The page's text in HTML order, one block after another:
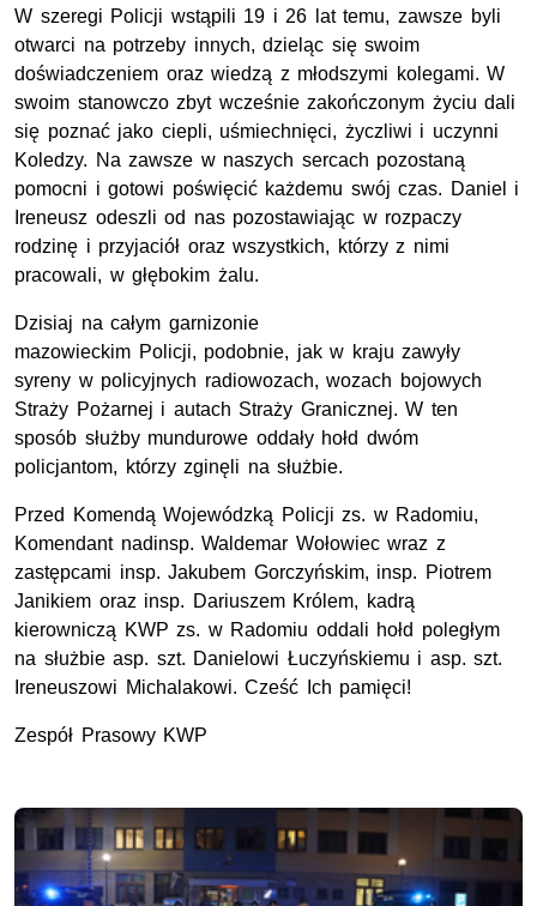
W szeregi Policji wstąpili 19 i 26 lat temu, zawsze byli
otwarci na potrzeby innych, dzieląc się swoim
doświadczeniem oraz wiedzą z młodszymi kolegami. W
swoim stanowczo zbyt wcześnie zakończonym życiu dali
się poznać jako ciepli, uśmiechnięci, życzliwi i uczynni
Koledzy. Na zawsze w naszych sercach pozostaną
pomocni i gotowi poświęcić każdemu swój czas. Daniel i
Ireneusz odeszli od nas pozostawiając w rozpaczy
rodzinę i przyjaciół oraz wszystkich, którzy z nimi
pracowali, w głębokim żalu.
Dzisiaj na całym garnizonie
mazowieckim Policji, podobnie, jak w kraju zawyły
syreny w policyjnych radiowozach, wozach bojowych
Straży Pożarnej i autach Straży Granicznej. W ten
sposób służby mundurowe oddały hołd dwóm
policjantom, którzy zginęli na służbie.
Przed Komendą Wojewódzką Policji zs. w Radomiu,
Komendant nadinsp. Waldemar Wołowiec wraz z
zastępcami insp. Jakubem Gorczyńskim, insp. Piotrem
Janikiem oraz insp. Dariuszem Królem, kadrą
kierowniczą KWP zs. w Radomiu oddali hołd poległym
na służbie asp. szt. Danielowi Łuczyńskiemu i asp. szt.
Ireneuszowi Michalakowi. Cześć Ich pamięci!
Zespół Prasowy KWP